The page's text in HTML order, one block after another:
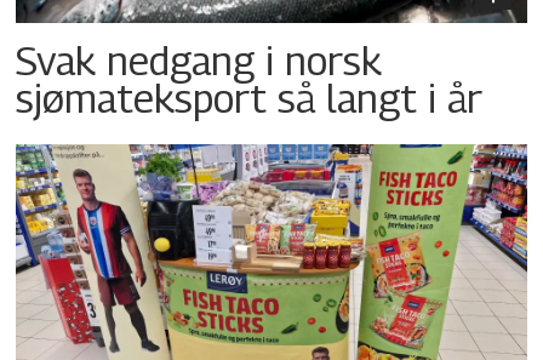
Svak nedgang i norsk
sjømateksport så langt i år